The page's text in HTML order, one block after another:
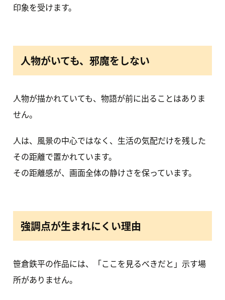
印象を受けます。
人物がいても、邪魔をしない
人物が描かれていても、物語が前に出ることはありま
せん。
人は、風景の中心ではなく、生活の気配だけを残した
その距離で置かれています。
その距離感が、画面全体の静けさを保っています。
強調点が生まれにくい理由
笹倉鉄平の作品には、「ここを見るべきだと」示す場
所がありません。